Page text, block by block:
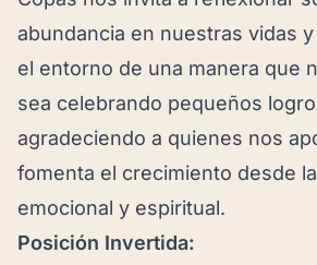
abundancia en nuestras vidas
el entorno de una manera que
sea celebrando pequeños
agradeciendo a quienes nos
fomenta el crecimiento desde
emocional y espiritual.
Posición Invertida: